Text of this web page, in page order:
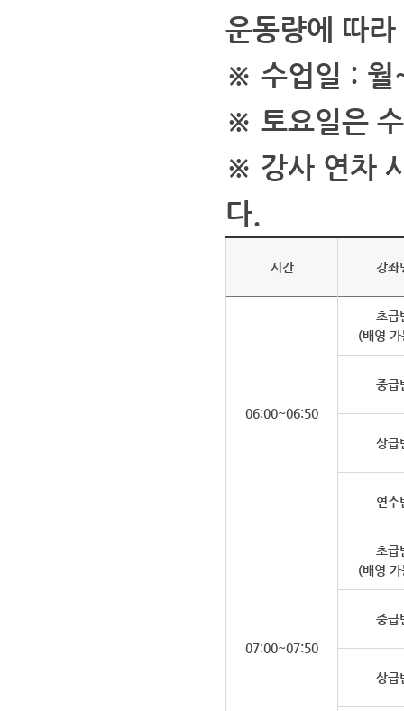
운동량에 따
※ 수업일 : 월
※ 토요일은
※ 강사 연차
다.
시간 강좌
06:00~06:50
초급
(배영
중급
상급
연수
07:00~07:50
초급
(배영
중급
상급